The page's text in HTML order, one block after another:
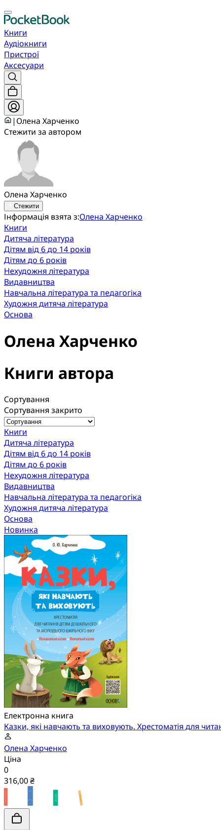
Книги
Аудіокниги
Пристрої
Аксесуари
| Олена Харченко
Стежити за автором
Олена Харченко
Стежити
Інформація взята з:Олена Харченко
Книги
Дитяча література
Дітям від 6 до 14 років
Дітям до 6 років
Нехудожня література
Видавництва
Навчальна література та педагогіка
Художня дитяча література
Основа
Олена Харченко
Книги автора
Сортування
Сортування закрито
Книги
Дитяча література
Дітям від 6 до 14 років
Дітям до 6 років
Нехудожня література
Видавництва
Навчальна література та педагогіка
Художня дитяча література
Основа
Новинка
Електронна книга
Казки, які навчають та виховують. Хрестоматія для
Олена Харченко
Ціна
0
316,00 ₴